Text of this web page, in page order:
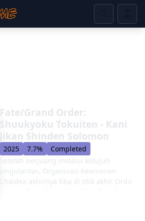
Fate/Grand Order:
Shuukyoku Tokuiten - Kani
Jikan Shinden Solomon
2025 7.7%
Completed
Setelah berjuang melalui ketujuh
singularitas, Organisasi Keamanan
Chaldea akhirnya tiba di titik akhir Ordo
Agung: Singularitas terakhir, Grand